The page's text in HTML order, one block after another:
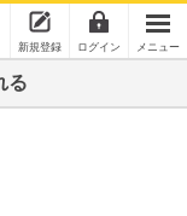
新規登録 ログイン メニュー
る